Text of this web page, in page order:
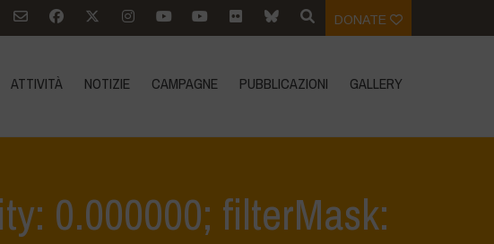
DONATE
ATTIVITÀ NOTIZIE CAMPAGNE PUBBLICAZIONI GALLERY
0.000000; filterMask: